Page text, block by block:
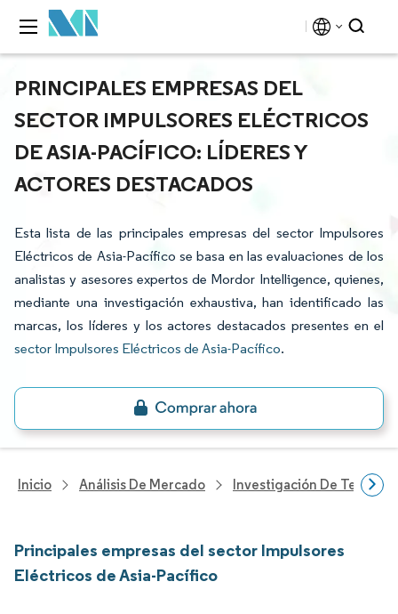
PRINCIPALES EMPRESAS DEL
SECTOR IMPULSORES ELÉCTRICOS
DE ASIA-PACÍFICO: LÍDERES Y
ACTORES DESTACADOS
Esta lista de las principales empresas del sector Impulsores
Eléctricos de Asia-Pacífico se basa en las evaluaciones de los
analistas y asesores expertos de Mordor Intelligence, quienes,
mediante una investigación exhaustiva, han identificado las
marcas, los líderes y los actores destacados presentes en el
sector Impulsores Eléctricos de Asia-Pacífico.
Inicio Análisis De Mercado Investigación De
Principales empresas del sector Impulsores
Eléctricos de Asia-Pacífico